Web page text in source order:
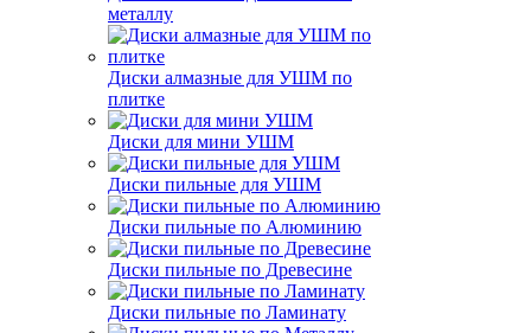
металлу
Диски алмазные для УШМ по
плитке
Диски для мини УШМ
Диски пильные для УШМ
Диски пильные по Алюминию
Диски пильные по Древесине
Диски пильные по Ламинату